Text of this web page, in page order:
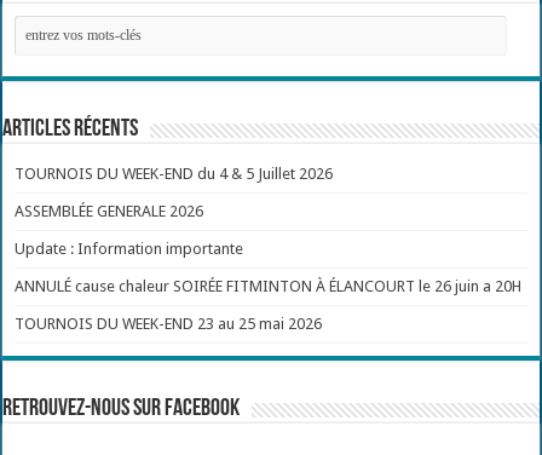
Articles récents
TOURNOIS DU WEEK-END du 4 & 5 Juillet 2026
ASSEMBLÉE GENERALE 2026
Update : Information importante
ANNULÉ cause chaleur SOIRÉE FITMINTON À ÉLANCOURT le 26 juin a 20H
TOURNOIS DU WEEK-END 23 au 25 mai 2026
Retrouvez-nous sur Facebook